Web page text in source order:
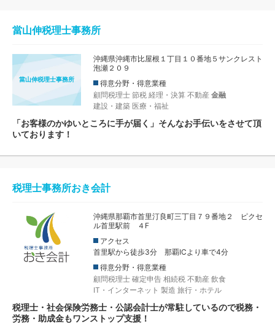
當山伸税理士事務所
當山伸税理士事務所
沖縄県沖縄市比屋根１丁目１０番地５サンクレスト
泡瀬２０９
得意分野・得意業種
顧問税理士 節税 経理・決算 不動産 金融
建設・建築 医療・福祉
「お客様のかゆいところに手が届く」そんなお手伝いをさせて頂
いております！
税理士事務所おき会計
沖縄県那覇市首里汀良町三丁目７９番地２ ピクセ
ル首里駅前 ４F
アクセス
首里駅から徒歩3分 那覇ICより車で4分
得意分野・得意業種
顧問税理士 確定申告 相続税 不動産 飲食
IT・インターネット 製造 旅行・ホテル
税理士・社会保険労務士・公認会計士が常駐しているので税務・
労務・助成金もワンストップ支援！